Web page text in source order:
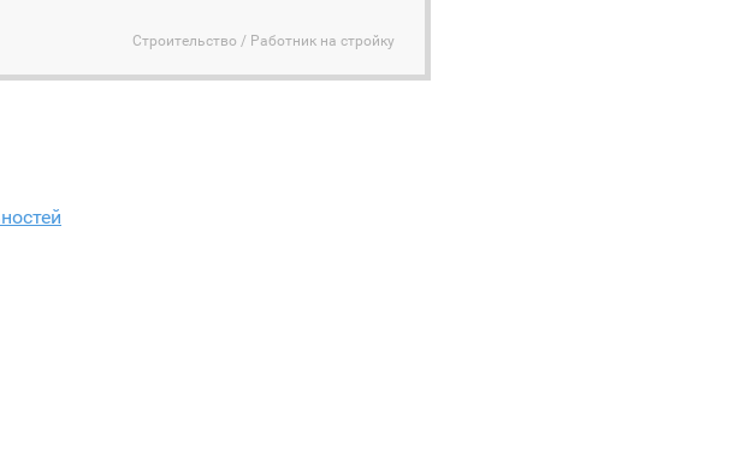
Строительство / Работник на стройку